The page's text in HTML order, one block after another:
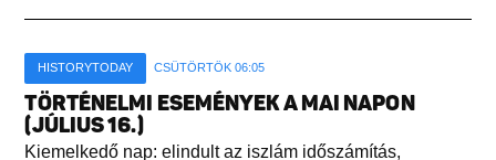
HISTORYTODAY CSÜTÖRTÖK 06:05
TÖRTÉNELMI ESEMÉNYEK A MAI NAPON
(JÚLIUS 16.)
Kiemelkedő nap: elindult az iszlám időszámítás,